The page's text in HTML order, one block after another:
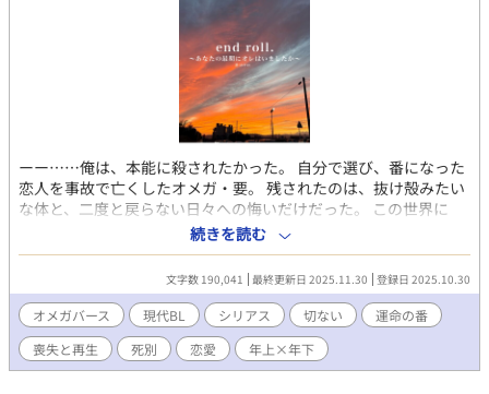
歳)×家族に虐げられている不憫な侯爵家次男Ω(14-2x歳) 【注意・
その他】 ・サブタイトルに * ＝R18シーンあり(軽め含む) ・サブ
タイトルに # ＝残酷描写あり ・オメガバースで、独自解釈、独自
設定を含みます。 ・男性妊娠の概念を含みますが、登場人物は妊
娠しません。 ・いわゆる「死に戻り」ネタなので、受けの死に関
する描写があります。 ・受けの自慰シーンがあります。 ・受けが
攻め以外に性的暴行を受けるシーンがあります。 ・攻めと受けの
R18シーンまではやや遠めです。 ・受けがとても不憫な目に遭い
続けますが最後はハッピーエンドです。 ・本編：約26万字、全63
話 + 番外編 ・ムーンライトノベルスさんにも投稿しています。
ーー……俺は、本能に殺されたかった。 自分で選び、番になった
恋人を事故で亡くしたオメガ・要。 残されたのは、抜け殻みたい
な体と、二度と戻らない日々への悔いだけだった。 この世界に
は、生涯に一度だけ「本当の番」がいる―― そう信じられていて
も、要はもう「運命」なんて言葉を信じることができない。 亡く
した番の記憶と、本能が求める現在のあいだで引き裂かれなが
ら、 それでも生きてしまうΩの物語。 痛くて、残酷なラブストー
リー。
続きを読む
文字数 190,041 最終更新日 2025.11.30 登録日 2025.10.30
オメガバース 現代BL シリアス 切ない
運命の番
喪失と再生
死別 恋愛 年上×年下